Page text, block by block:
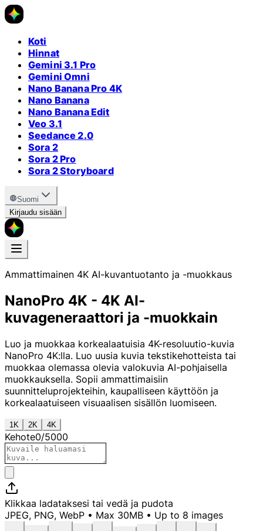
Koti
Hinnat
Gemini 3.1 Pro
Gemini Omni
Nano Banana Pro 4K
Nano Banana
Nano Banana Edit
Veo 3.1
Seedance 2.0
Sora 2
Sora 2 Pro
Sora 2 Storyboard
Suomi
Kirjaudu sisään
Ammattimainen 4K AI-kuvantuotanto ja -muokkaus
NanoPro 4K - 4K AI-
kuvageneraattori ja -muokkain
Luo ja muokkaa korkealaatuisia 4K-resoluutio-kuvia
NanoPro 4K:lla. Luo uusia kuvia tekstikehotteista tai
muokkaa olemassa olevia valokuvia AI-pohjaisella
muokkauksella. Sopii ammattimaisiin
suunnitteluprojekteihin, kaupalliseen käyttöön ja
korkealaatuiseen visuaalisen sisällön luomiseen.
1K 2K 4K
Kehote0/5000
Klikkaa ladataksesi tai vedä ja pudota
JPEG, PNG, WebP • Max 30MB • Up to 8 images